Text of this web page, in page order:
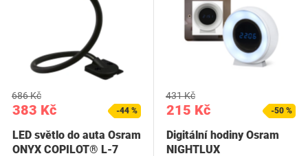
383 Kč
686 Kč
-44 %
LED světlo do auta Osram
ONYX COPILOT® L-7
215 Kč
431 Kč
-50 %
Digitální hodiny Osram
NIGHTLUX